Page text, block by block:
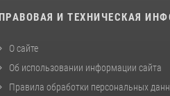
ПРАВОВАЯ И ТЕХНИЧЕСКАЯ
О сайте
Об использовании информации сайта
Правила обработки персональных